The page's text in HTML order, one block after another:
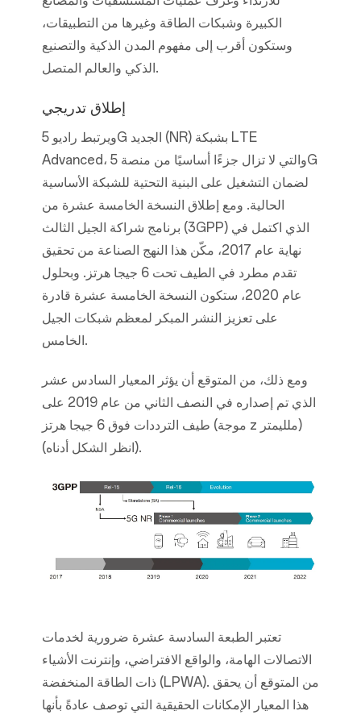
الكبيرة وشبكات الطاقة وغيرها من التطبيقات،
وستكون أقرب إلى مفهوم المدن الذكية والتصنيع
الذكي والعالم المتصل.
إطلاق تدريجي
ويرتبط راديو 5G الجديد (NR) بشبكة LTE
Advanced، والتي لا تزال جزءًا أساسيًا من منصة 5G
لضمان التشغيل على البنية التحتية للشبكة الأساسية
الحالية. ومع إطلاق النسخة الخامسة عشرة من
برنامج شراكة الجيل الثالث (3GPP) الذي اكتمل في
نهاية عام 2017، مكّن هذا النهج الصناعة من تحقيق
تقدم مطرد في الطيف تحت 6 جيجا هرتز. وبحلول
عام 2020، ستكون النسخة الخامسة عشرة قادرة
على تعزيز النشر المبكر لمعظم شبكات الجيل
الخامس.
ومع ذلك، من المتوقع أن يؤثر المعيار السادس عشر
الذي تم إصداره في النصف الثاني من عام 2019 على
طيف الترددات فوق 6 جيجا هرتز (موجة z ملليمتر)
(انظر الشكل أدناه).
تعتبر الطبعة السادسة عشرة ضرورية لخدمات
الاتصالات الهامة، والواقع الافتراضي، وإنترنت الأشياء
ذات الطاقة المنخفضة (LPWA). من المتوقع أن يحقق
هذا المعيار الإمكانات الحقيقية التي توصف عادةً بأنها